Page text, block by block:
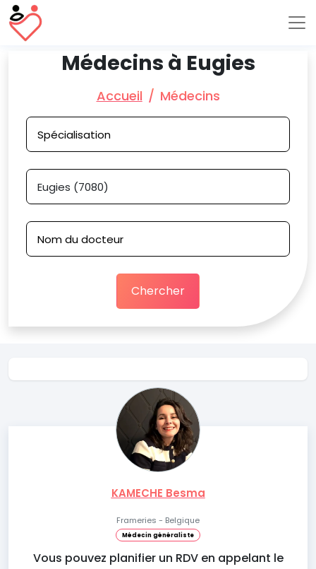
Médecins à Eugies
Accueil Médecins
Chercher
KAMECHE Besma
Frameries - Belgique
Médecin généraliste
Vous pouvez planifier un RDV en appelant le